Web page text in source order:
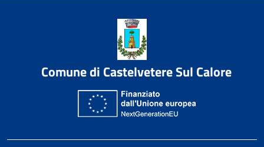
Comune di Castelvetere Sul Calore